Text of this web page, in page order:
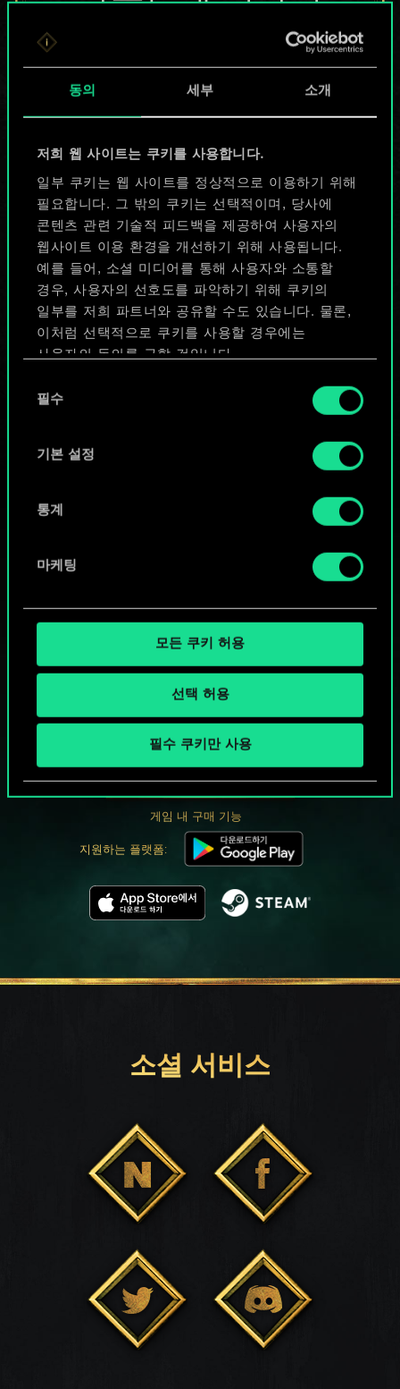
동의 세부 소개
저희 웹 사이트는 쿠키를 사용합니다.
일부 쿠키는 웹 사이트를 정상적으로 이용하기 위해
필요합니다. 그 밖의 쿠키는 선택적이며, 당사에
콘텐츠 관련 기술적 피드백을 제공하여 사용자의
웹사이트 이용 환경을 개선하기 위해 사용됩니다.
예를 들어, 소셜 미디어를 통해 사용자와 소통할
경우, 사용자의 선호도를 파악하기 위해 쿠키의
일부를 저희 파트너와 공유할 수도 있습니다. 물론,
이처럼 선택적으로 쿠키를 사용할 경우에는
사용자의 동의를 구할 것입니다.
쿠키 사용에 관한 세부 사항이나 관련 설정은 아래의
필수
기본 설정
통계
마케팅
모든 쿠키 허용
선택 허용
필수 쿠키만 사용
무궁무진한
가능성을 가지고
있습니다!
덱 이름 짓기 & 가이드 작성하기
덱 편집
또는
궨트 한 판 어떠신가요?
PC에서 무료 플레이
게임 내 구매 기능
지원하는 플랫폼:
소셜 서비스